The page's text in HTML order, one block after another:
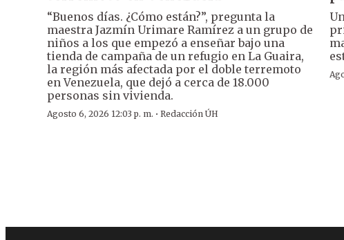
“Buenos días. ¿Cómo están?”, pregunta la
maestra Jazmín Urimare Ramírez a un grupo de
niños a los que empezó a enseñar bajo una
tienda de campaña de un refugio en La Guaira,
la región más afectada por el doble terremoto
en Venezuela, que dejó a cerca de 18.000
personas sin vivienda.
Agosto 6, 2026 12:03 p. m. · Redacción ÚH